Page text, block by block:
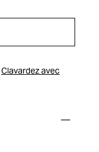
Clavardez avec